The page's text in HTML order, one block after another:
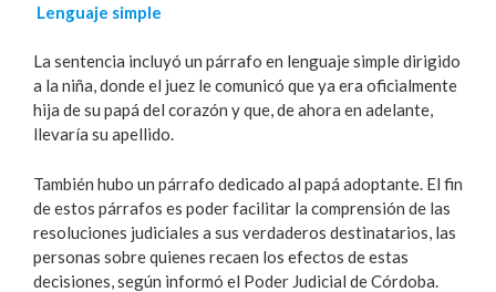
Lenguaje simple
La sentencia incluyó un párrafo en lenguaje simple dirigido
a la niña, donde el juez le comunicó que ya era oficialmente
hija de su papá del corazón y que, de ahora en adelante,
llevaría su apellido.
También hubo un párrafo dedicado al papá adoptante. El fin
de estos párrafos es poder facilitar la comprensión de las
resoluciones judiciales a sus verdaderos destinatarios, las
personas sobre quienes recaen los efectos de estas
decisiones, según informó el Poder Judicial de Córdoba.